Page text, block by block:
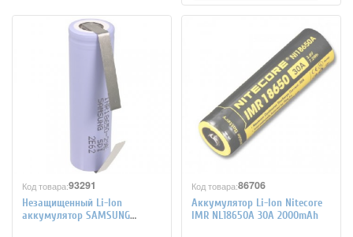
Код товара:93291
Незащищенный Li-Ion
аккумулятор SAMSUNG
Код товара:86706
Аккумулятор Li-Ion Niteсore
IMR NL18650A 30A 2000mAh